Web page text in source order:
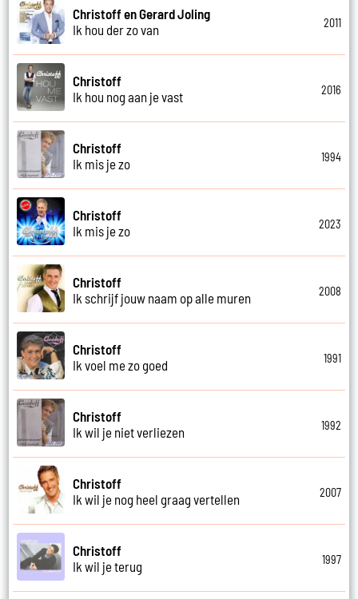
Christoff en Gerard Joling
Ik hou der zo van
2011
Christoff
Ik hou nog aan je vast
2016
Christoff
Ik mis je zo
1994
Christoff
Ik mis je zo
2023
Christoff
Ik schrijf jouw naam op alle muren
2008
Christoff
Ik voel me zo goed
1991
Christoff
Ik wil je niet verliezen
1992
Christoff
Ik wil je nog heel graag vertellen
2007
Christoff
Ik wil je terug
1997